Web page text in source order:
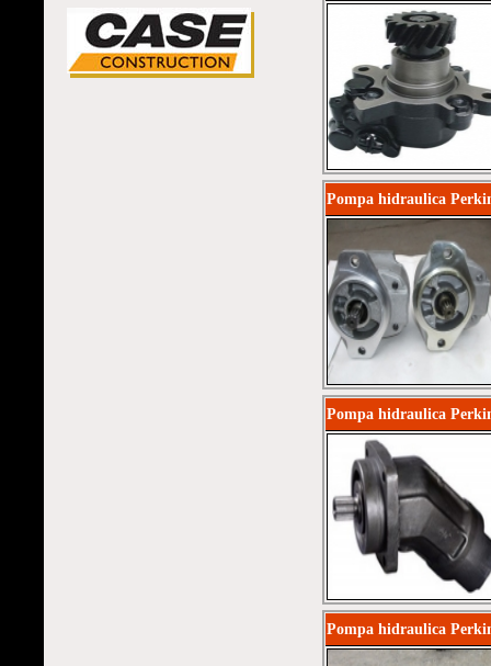
Pompa hidraulica
Pompa hidraulica
Pompa hidraulica